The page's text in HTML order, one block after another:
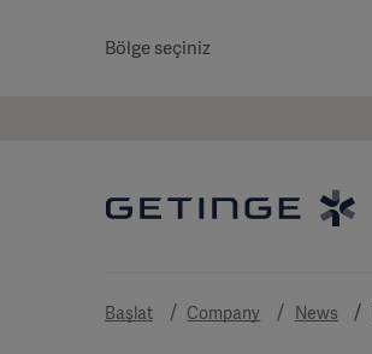
Bölge seçiniz
Başlat Company News